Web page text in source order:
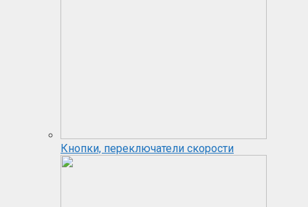
Кнопки, переключатели скорости